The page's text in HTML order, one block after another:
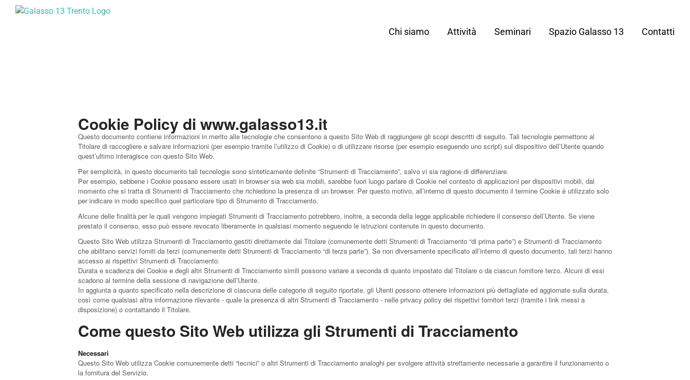
Salta
Chi siamo Attività Seminari Spazio Galasso 13 Contatti
Cookie Policy di www.galasso13.it
Questo documento contiene informazioni in merito alle tecnologie che consentono a questo Sito Web di raggiungere gli scopi descritti di seguito. Tali tecnologie permettono al
Titolare di raccogliere e salvare informazioni (per esempio tramite l’utilizzo di Cookie) o di utilizzare risorse (per esempio eseguendo uno script) sul dispositivo dell’Utente quando
quest’ultimo interagisce con questo Sito Web.
Per semplicità, in questo documento tali tecnologie sono sinteticamente definite “Strumenti di Tracciamento”, salvo vi sia ragione di differenziare.
Per esempio, sebbene i Cookie possano essere usati in browser sia web sia mobili, sarebbe fuori luogo parlare di Cookie nel contesto di applicazioni per dispositivi mobili, dal
momento che si tratta di Strumenti di Tracciamento che richiedono la presenza di un browser. Per questo motivo, all’interno di questo documento il termine Cookie è utilizzato solo
per indicare in modo specifico quel particolare tipo di Strumento di Tracciamento.
Alcune delle finalità per le quali vengono impiegati Strumenti di Tracciamento potrebbero, inoltre, a seconda della legge applicabile richiedere il consenso dell’Utente. Se viene
prestato il consenso, esso può essere revocato liberamente in qualsiasi momento seguendo le istruzioni contenute in questo documento.
Questo Sito Web utilizza Strumenti di Tracciamento gestiti direttamente dal Titolare (comunemente detti Strumenti di Tracciamento “di prima parte”) e Strumenti di Tracciamento
che abilitano servizi forniti da terzi (comunemente detti Strumenti di Tracciamento “di terza parte”). Se non diversamente specificato all’interno di questo documento, tali terzi hanno
accesso ai rispettivi Strumenti di Tracciamento.
Durata e scadenza dei Cookie e degli altri Strumenti di Tracciamento simili possono variare a seconda di quanto impostato dal Titolare o da ciascun fornitore terzo. Alcuni di essi
scadono al termine della sessione di navigazione dell’Utente.
In aggiunta a quanto specificato nella descrizione di ciascuna delle categorie di seguito riportate, gli Utenti possono ottenere informazioni più dettagliate ed aggiornate sulla durata,
così come qualsiasi altra informazione rilevante - quale la presenza di altri Strumenti di Tracciamento - nelle privacy policy dei rispettivi fornitori terzi (tramite i link messi a
disposizione) o contattando il Titolare.
Come questo Sito Web utilizza gli Strumenti di Tracciamento
Necessari
Questo Sito Web utilizza Cookie comunemente detti “tecnici” o altri Strumenti di Tracciamento analoghi per svolgere attività strettamente necessarie a garantire il funzionamento o
la fornitura del Servizio.